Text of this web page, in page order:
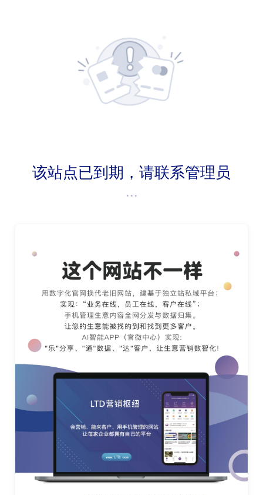
该站点已到期，请联系管理员
...